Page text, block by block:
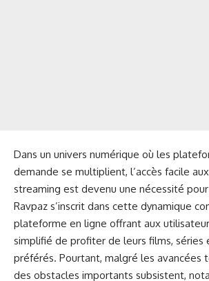
Dans un univers numérique où les
demande se multiplient, l’accès facile
streaming est devenu une nécessité
Ravpaz s’inscrit dans cette dynamique
plateforme en ligne offrant aux
simplifié de profiter de leurs films, séries
préférés. Pourtant, malgré les avancées
des obstacles importants subsistent,